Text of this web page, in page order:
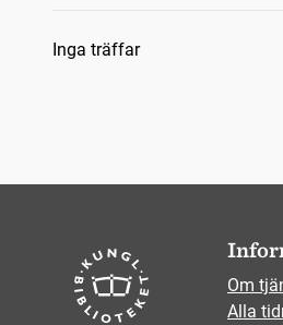
Sökresultat
Inga träffar
Om
Alla